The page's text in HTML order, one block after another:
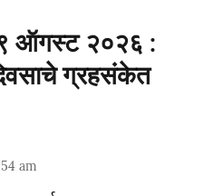
ऑगस्ट २०२६ :
ग्रहसंकेत
am